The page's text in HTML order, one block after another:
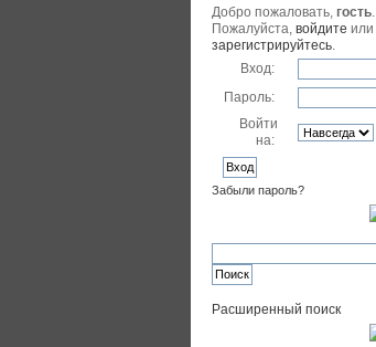
Добро пожаловать,гость.
Пожалуйста,войдите или
зарегистрируйтесь.
Вход:
Пароль:
Войти
на:
Забыли пароль?
Расширенный поиск